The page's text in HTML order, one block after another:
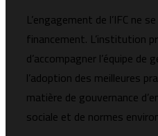
L’engagement de l’IFC ne
financement. L’institution
d’accompagner l’équipe
l’adoption des meilleures
matière de gouvernance
sociale et de normes